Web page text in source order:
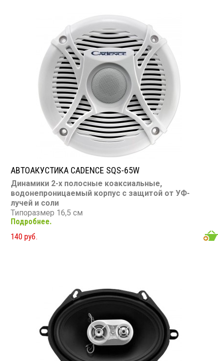
АВТОАКУСТИКА CADENCE SQS-65W
Динамики 2-х полосные коаксиальные,
водонепроницаемый корпус с защитой от УФ-
лучей и соли
Типоразмер 16,5 см
Номинальная мощность: 100 Вт
Максимальная мощность: 200 Вт
Диапазон частот: 75 - 20 000 Гц
Подробнее.
140 руб.